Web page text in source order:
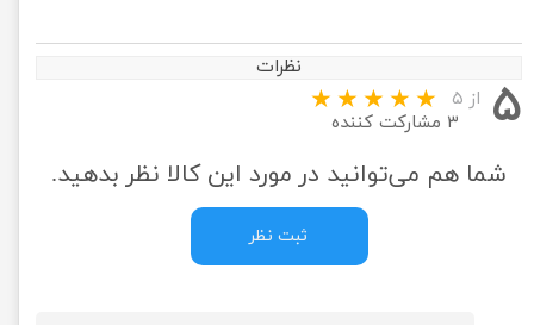
نظرات
۵ از ۵
۳ مشارکت کننده
شما هم می‌توانید در مورد این کالا نظر بدهید.
ثبت نظر